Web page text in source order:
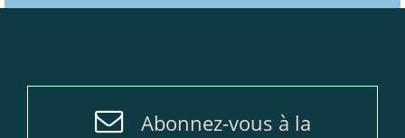
Abonnez-vous à la